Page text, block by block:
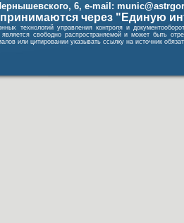
6, e-mail:
через "Единую
технологий управления контроля и
свободно распространяемой и может быть
или цитировании указывать ссылку на источник